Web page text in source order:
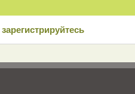
зарeгиcтрирyйтeсь